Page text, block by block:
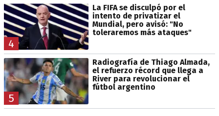
4
La FIFA se disculpó por el
intento de privatizar el
Mundial, pero avisó: "No
toleraremos más ataques"
5
Radiografía de Thiago Almada,
el refuerzo récord que llega a
River para revolucionar el
fútbol argentino